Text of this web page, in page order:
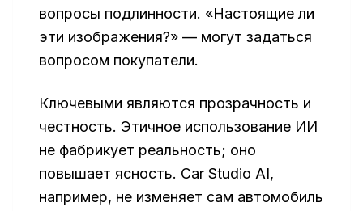
вопросы подлинности. «Настоящие ли
эти изображения?» — могут задаться
вопросом покупатели.
Ключевыми являются прозрачность и
честность. Этичное использование ИИ
не фабрикует реальность; оно
повышает ясность. Car Studio AI,
например, не изменяет сам автомобиль